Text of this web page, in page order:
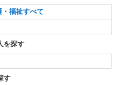
・福祉すべて
を探す
す